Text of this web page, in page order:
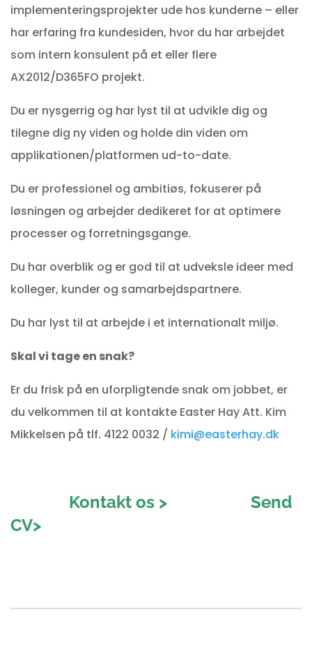
implementeringsprojekter ude hos kunderne – eller
har erfaring fra kundesiden, hvor du har arbejdet
som intern konsulent på et eller flere
AX2012/D365FO projekt.
Du er nysgerrig og har lyst til at udvikle dig og
tilegne dig ny viden og holde din viden om
applikationen/platformen ud-to-date.
Du er professionel og ambitiøs, fokuserer på
løsningen og arbejder dedikeret for at optimere
processer og forretningsgange.
Du har overblik og er god til at udveksle ideer med
kolleger, kunder og samarbejdspartnere.
Du har lyst til at arbejde i et internationalt miljø.
Skal vi tage en snak?
Er du frisk på en uforpligtende snak om jobbet, er
du velkommen til at kontakte Easter Hay Att. Kim
Mikkelsen på tlf. 4122 0032 / kimi@easterhay.dk
Kontakt os > Send
CV>